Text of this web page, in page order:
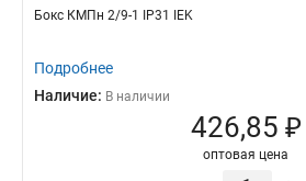
Бокс КМПн 2/9-1 IP31 IEK
Подробнее
Наличие: В наличии
426,85 ₽
оптовая цена